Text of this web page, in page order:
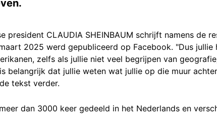
president CLAUDIA SHEINBAUM schrijft namens de
2025 werd gepubliceerd op Facebook. "Dus jullie
zelfs als jullie niet veel begrijpen van
belangrijk dat jullie weten wat jullie op die muur
tekst verder.
dan 3000 keer gedeeld in het Nederlands en